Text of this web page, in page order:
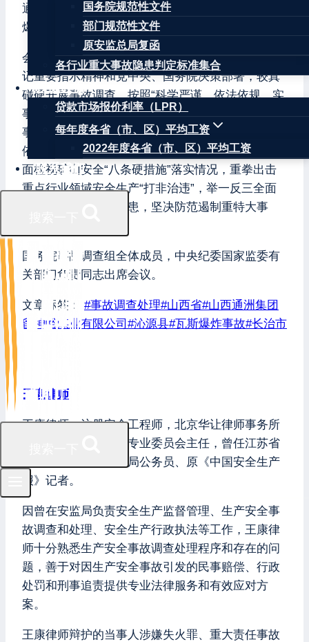
国务院规范性文件
部门规范性文件
原安监总局复函
各行业重大事故隐患判定标准集合
权威数据
贷款市场报价利率（LPR）
每年度各省（市、区）平均工资
2022年度各省（市、区）平均工资
联系我们
通洲集团留神峪煤业有限公司“5·22”特别重大瓦斯
爆炸事故遇难者默哀。
会议强调，事故调查组要认真贯彻落实习近平总书
记重要指示精神和党中央、国务院决策部署，较真
碰硬开展事故调查，按照“科学严谨、依法依规、实
事求是、注重实效”和“四不放过”的原则，查清查透
事故原因和属地管理、行业监管和企业责任，依法
依规严厉惩处。同时，会议要求深刻汲取教训，全
面检视矿山安全“八条硬措施”落实情况，重拳出击
重点行业领域安全生产“打非治违”，举一反三全面
排查整治安全风险隐患，坚决防范遏制重特大事
国务院事故调查组全体成员，中央纪委国家监委有
关部门负责同志出席会议。
文章标签： #事故调查处理#山西省#山西通洲集团
留神峪煤业有限公司 #沁源县#瓦斯爆炸事故#长治市
王康律师
王康律师，注册安全工程师，北京华让律师事务所
安全生产和消防安全专业委员会主任，曾任江苏省
扬州市宝应县原安监局公务员、原《中国安全生产
报》记者。
因曾在安监局负责安全生产监督管理、生产安全事
故调查和处理、安全生产行政执法等工作，王康律
师十分熟悉生产安全事故调查处理程序和存在的问
题，善于对因生产安全事故引发的民事赔偿、行政
处罚和刑事追责提供专业法律服务和有效应对方
案。
王康律师辩护的当事人涉嫌失火罪、重大责任事故